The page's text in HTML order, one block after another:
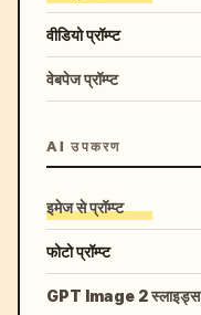
वीडियो प्रॉम्प्ट
वेबपेज प्रॉम्प्ट
AI उपकरण
इमेज से प्रॉम्प्ट
फोटो प्रॉम्प्ट
GPT Image 2 स्लाइड्स